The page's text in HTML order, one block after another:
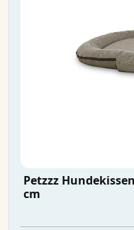
Petzzz
cm